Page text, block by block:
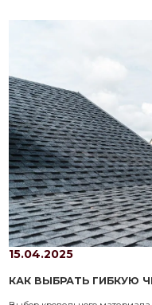
15.04.2025
КАК ВЫБРАТЬ ГИБКУЮ